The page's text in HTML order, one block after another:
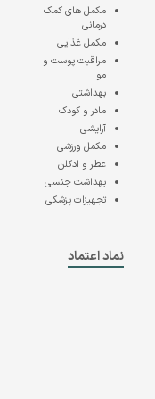
مکمل های کمک
درمانی
مکمل غذایی
مراقبت پوست و
مو
بهداشتی
مادر و کودک
آرایشی
مکمل ورزشی
عطر و ادکلن
بهداشت جنسی
تجهیزات پزشکی
نماد اعتماد